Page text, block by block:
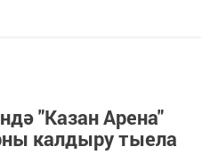
"Казан Арена"
калдыру тыела